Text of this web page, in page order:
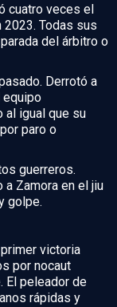
cuatro veces el
2023. Todas sus
del árbitro o
Derrotó a
equipo
al igual que su
paro o
guerreros.
Zamora en el jiu
golpe.
victoria
por nocaut
El peleador de
rápidas y